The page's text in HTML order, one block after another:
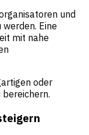
und
Eine
mit nahe
oder